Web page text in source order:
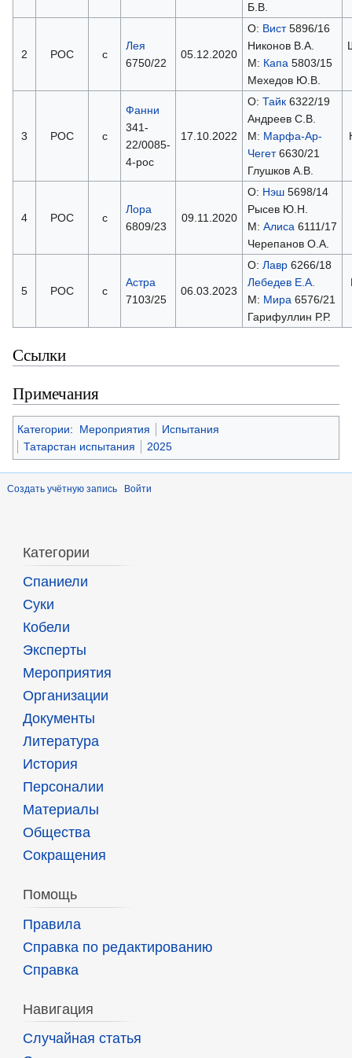
Б.В.
2 РОС с
Лея
6750/22
05.12.2020
О: Вист5896/16
Никонов В.А.
М: Капа5803/15
Мехедов Ю.В.
3 РОС с
Фанни
341-
22/0085-
4-рос
17.10.2022
О: Тайк6322/19
Андреев С.В.
М: Марфа-Ар-
Чегет6630/21
Глушков А.В.
4 РОС с
Лора
6809/23
09.11.2020
О: Нэш5698/14
Рысев Ю.Н.
М: Алиса6111/17
Черепанов О.А.
5 РОС с
Астра
7103/25
06.03.2023
О: Лавр6266/18
Лебедев Е.А.
М: Мира6576/21
Гарифуллин Р.Р.
Ссылки
Примечания
Категории: Мероприятия
Испытания
Татарстан испытания
2025
Создать учётную запись Войти
Категории
Спаниели
Суки
Кобели
Эксперты
Мероприятия
Организации
Документы
Литература
История
Персоналии
Материалы
Общества
Сокращения
Помощь
Правила
Справка по редактированию
Справка
Навигация
Случайная статья